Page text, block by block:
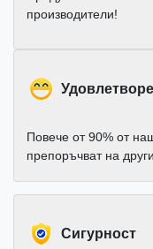
производители!
Повече от 90% от
препоръчват на други.
Cигурност